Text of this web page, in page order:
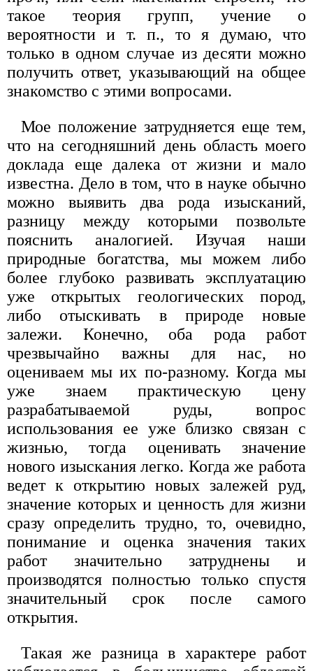
такое теория групп, учение о
вероятности и т. п., то я думаю, что
только в одном случае из десяти можно
получить ответ, указывающий на общее
знакомство с этими вопросами.
Мое положение затрудняется еще тем,
что на сегодняшний день область моего
доклада еще далека от жизни и мало
известна. Дело в том, что в науке обычно
можно выявить два рода изысканий,
разницу между которыми позвольте
пояснить аналогией. Изучая наши
природные богатства, мы можем либо
более глубоко развивать эксплуатацию
уже открытых геологических пород,
либо отыскивать в природе новые
залежи. Конечно, оба рода работ
чрезвычайно важны для нас, но
оцениваем мы их по-разному. Когда мы
уже знаем практическую цену
разрабатываемой руды, вопрос
использования ее уже близко связан с
жизнью, тогда оценивать значение
нового изыскания легко. Когда же работа
ведет к открытию новых залежей руд,
значение которых и ценность для жизни
сразу определить трудно, то, очевидно,
понимание и оценка значения таких
работ значительно затруднены и
производятся полностью только спустя
значительный срок после самого
открытия.
Такая же разница в характере работ